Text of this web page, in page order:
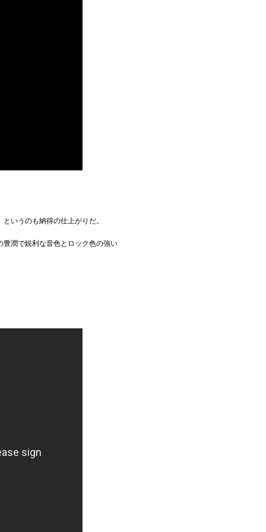
いうのも納得の仕上がりだ。
潤で鋭利な音色とロック色の強い